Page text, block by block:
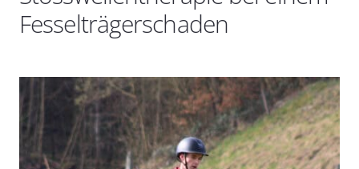
Fesselträgerschaden